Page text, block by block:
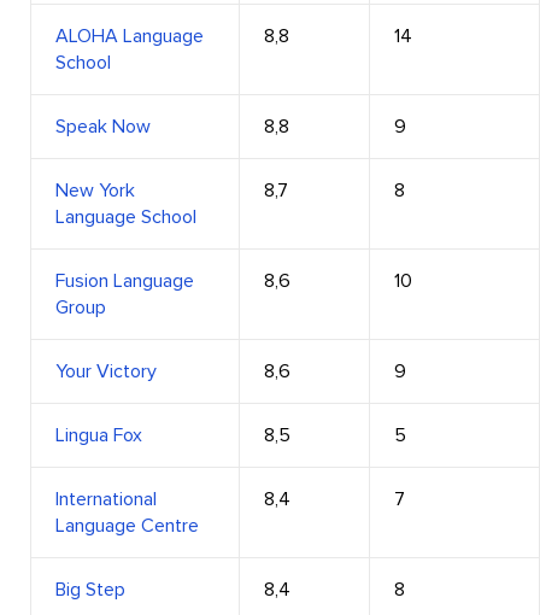
ALOHA Language
School
8,8 14
Speak Now 8,8 9
New York
Language School
8,7 8
Fusion Language
Group
8,6 10
Your Victory 8,6 9
Lingua Fox 8,5 5
International
Language Сentre
8,4 7
Big Step 8,4 8